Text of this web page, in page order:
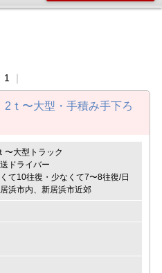
1
2ｔ〜大型・手積み手下ろ
大型トラック
ライバー
往復・少なくて7〜8往復/日
市内、新居浜市近郊